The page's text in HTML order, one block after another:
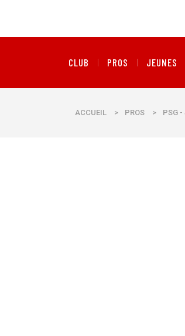
CLUB PROS JEUNES
ACCUEIL > PROS > PSG -